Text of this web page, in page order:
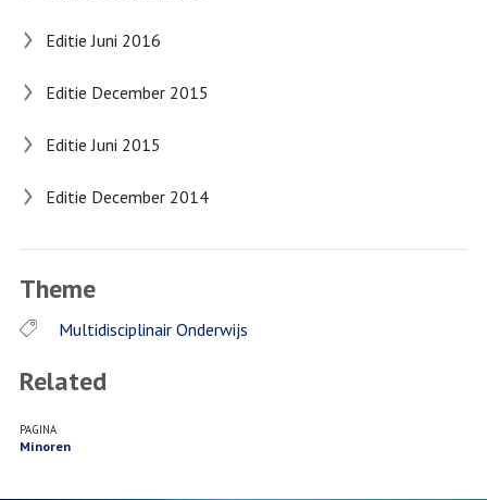
Editie Juni 2016
Editie December 2015
Editie Juni 2015
Editie December 2014
Theme
Multidisciplinair Onderwijs
Related
PAGINA
Minoren